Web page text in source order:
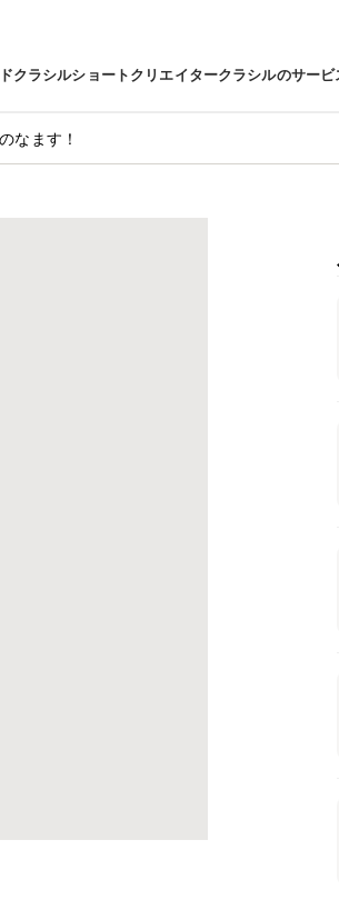
クラシルショートクリエイタークラシルのサービ
なます！